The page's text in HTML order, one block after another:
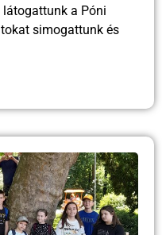
látogattunk a Póni
simogattunk és